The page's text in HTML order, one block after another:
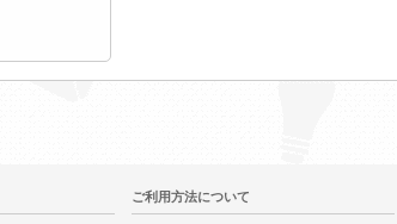
ご利用方法について